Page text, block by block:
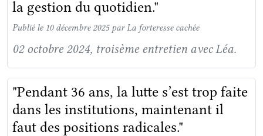
la gestion du quotidien."
Publié le 10 décembre 2025 par La forteresse cachée
02 octobre 2024, troisème entretien avec Léa.
"Pendant 36 ans, la lutte s’est trop faite
dans les institutions, maintenant il
faut des positions radicales."